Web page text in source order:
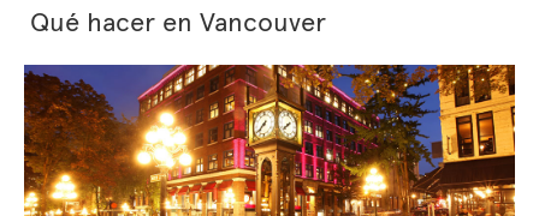
Qué hacer en Vancouver